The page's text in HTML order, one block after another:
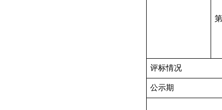
评标情况
公示期